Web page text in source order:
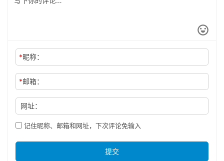
*昵称：
*邮箱：
网址：
记住昵称、邮箱和网址，下次评论免输入
提交